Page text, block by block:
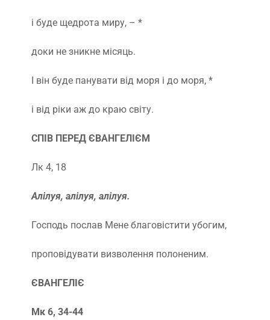
і буде щедрота миру, – *
доки не зникне місяць.
І він буде панувати від моря і до моря, *
і від ріки аж до краю світу.
СПІВ ПЕРЕД ЄВАНГЕЛІЄМ
Лк 4, 18
Алілуя, алілуя, алілуя.
Господь послав Мене благовістити убогим,
проповідувати визволення полоненим.
ЄВАНГЕЛІЄ
Мк 6, 34-44